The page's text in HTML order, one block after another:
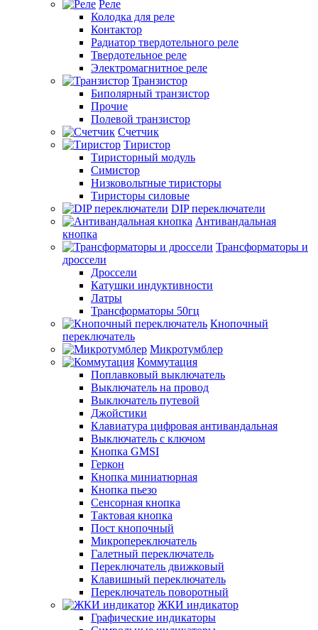
Реле
Колодка для реле
Контактор
Радиатор твердотельного реле
Твердотельное реле
Электромагнитное реле
Транзистор
Биполярный транзистор
Прочие
Полевой транзистор
Счетчик
Тиристор
Тиристорный модуль
Симистор
Низковольтные тиристоры
Тиристоры силовые
DIP переключатели
Антивандальная
кнопка
Трансформаторы и
дроссели
Дроссели
Катушки индуктивности
Латры
Трансформаторы 50гц
Кнопочный
переключатель
Микротумблер
Коммутация
Поплавковый выключатель
Выключатель на провод
Выключатель путевой
Джойстики
Клавиатура цифровая антивандальная
Выключатель с ключом
Кнопка GMSI
Геркон
Кнопка миниатюрная
Кнопка пьезо
Сенсорная кнопка
Тактовая кнопка
Пост кнопочный
Микропереключатель
Галетный переключатель
Переключатель движковый
Клавишный переключатель
Переключатель поворотный
ЖКИ индикатор
Графические индикаторы